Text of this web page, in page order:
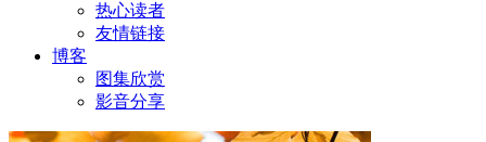
热心读者
友情链接
博客
图集欣赏
影音分享